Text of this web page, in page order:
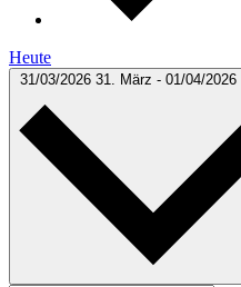
Heute
31/03/2026 31. März - 01/04/2026